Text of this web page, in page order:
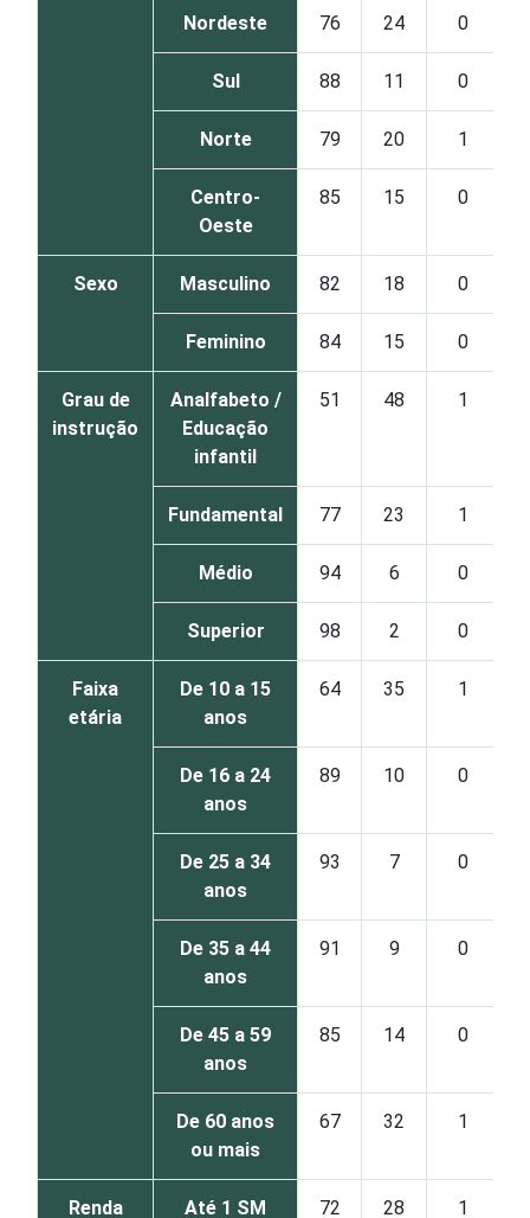
Nordeste 76 24 0
Sul 88 11 0
Norte 79 20 1
Centro-
Oeste
85 15 0
Sexo Masculino 82 18 0
Feminino 84 15 0
Grau de
instrução
Analfabeto /
Educação
infantil
51 48 1
Fundamental 77 23 1
Médio 94 6 0
Superior 98 2 0
Faixa
etária
De 10 a 15
anos
64 35 1
De 16 a 24
anos
89 10 0
De 25 a 34
anos
93 7 0
De 35 a 44
anos
91 9 0
De 45 a 59
anos
85 14 0
De 60 anos
ou mais
67 32 1
Renda
Até 1 SM 72 28 1